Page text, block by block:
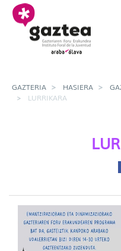
Eduki nagusira joan
Lurrikara
GAZTERIA HASIERA
LURRIKARA